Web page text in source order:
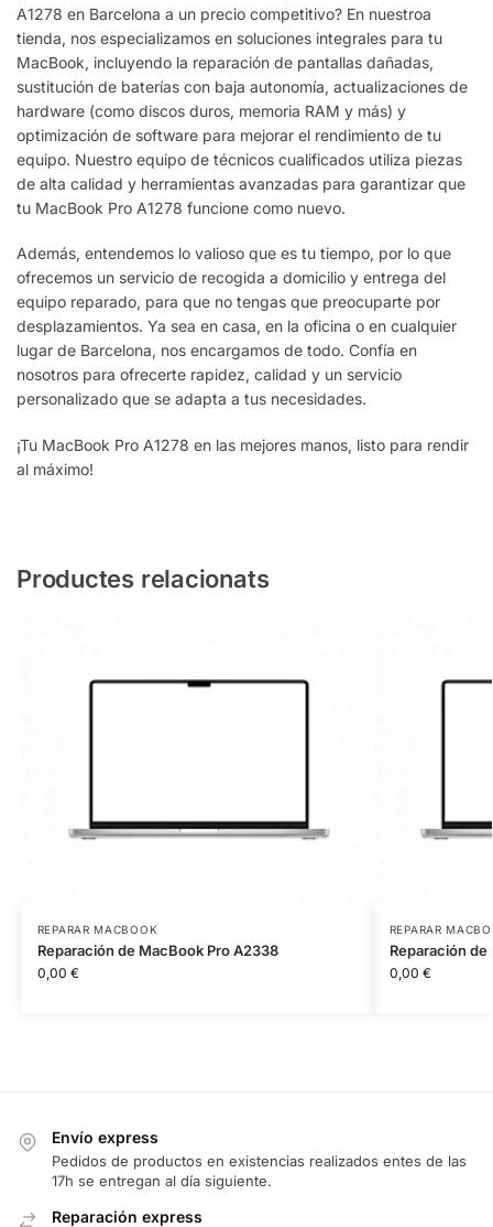
A1278 en Barcelona a un precio competitivo? En nuestroa
tienda, nos especializamos en soluciones integrales para tu
MacBook, incluyendo la reparación de pantallas dañadas,
sustitución de baterías con baja autonomía, actualizaciones de
hardware (como discos duros, memoria RAM y más) y
optimización de software para mejorar el rendimiento de tu
equipo. Nuestro equipo de técnicos cualificados utiliza piezas
de alta calidad y herramientas avanzadas para garantizar que
tu MacBook Pro A1278 funcione como nuevo.
Además, entendemos lo valioso que es tu tiempo, por lo que
ofrecemos un servicio de recogida a domicilio y entrega del
equipo reparado, para que no tengas que preocuparte por
desplazamientos. Ya sea en casa, en la oficina o en cualquier
lugar de Barcelona, nos encargamos de todo. Confía en
nosotros para ofrecerte rapidez, calidad y un servicio
personalizado que se adapta a tus necesidades.
¡Tu MacBook Pro A1278 en las mejores manos, listo para rendir
al máximo!
Productes relacionats
REPARAR MACBOOK
Reparación de MacBook Pro A2338
0,00 €
REPARAR
Reparación de
0,00 €
Envío express
Pedidos de productos en existencias realizados entes de las
17h se entregan al día siguiente.
Reparación express